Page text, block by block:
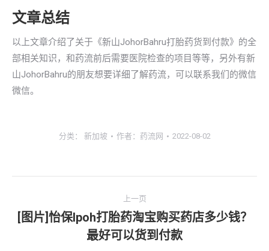
文章总结
以上文章介绍了关于《新山JohorBahru打胎药货到付款》的全
部相关知识，和药流前后需要医院检查的项目等等，另外有新
山JohorBahru的朋友想要详细了解药流，可以联系我们的微信
微信。
分类： 新加坡 作者： 药流网 2022-08-02
章
上一页
上
一
[图片]怡保lpoh打胎药淘宝购买药店多少钱？
最好可以货到付款